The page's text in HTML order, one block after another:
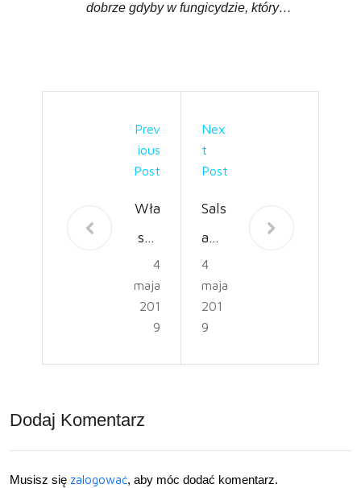
dobrze gdyby w fungicydzie, który…
Prev
Ious
Post
Wła
sny
skle
p
inte
4
maja
201
9
Nex
T
Post
Sals
a
Hild
ing,
czyl
4
maja
201
9
Dodaj Komentarz
Musisz się zalogować, aby móc dodać komentarz.